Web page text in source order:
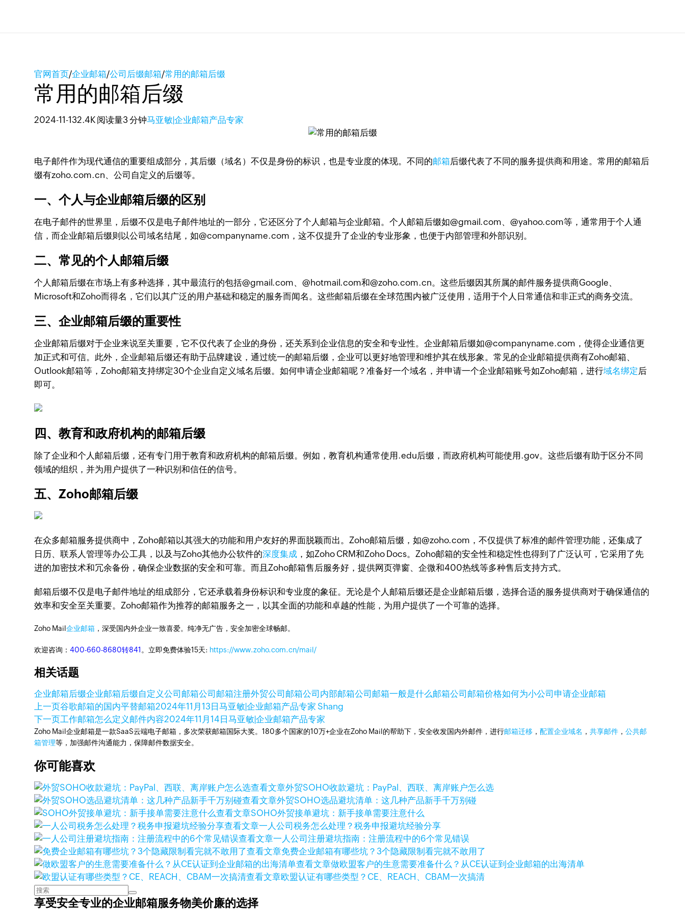
官网首页/企业邮箱/公司后缀邮箱/常用的邮箱后缀
常用的邮箱后缀
2024-11-132.4K 阅读量3 分钟马亚敏|企业邮箱产品专家
电子邮件作为现代通信的重要组成部分，其后缀（域名）不仅是身份的标识，也是专业度的体现。不同的邮箱后缀代表了不同的服务提供商和用途。常用的邮箱后
缀有zoho.com.cn、公司自定义的后缀等。
一、个人与企业邮箱后缀的区别
在电子邮件的世界里，后缀不仅是电子邮件地址的一部分，它还区分了个人邮箱与企业邮箱。个人邮箱后缀如@gmail.com、@yahoo.com等，通常用于个人通
信，而企业邮箱后缀则以公司域名结尾，如@companyname.com，这不仅提升了企业的专业形象，也便于内部管理和外部识别。
二、常见的个人邮箱后缀
个人邮箱后缀在市场上有多种选择，其中最流行的包括@gmail.com、@hotmail.com和@zoho.com.cn。这些后缀因其所属的邮件服务提供商Google、
Microsoft和Zoho而得名，它们以其广泛的用户基础和稳定的服务而闻名。这些邮箱后缀在全球范围内被广泛使用，适用于个人日常通信和非正式的商务交流。
三、企业邮箱后缀的重要性
企业邮箱后缀对于企业来说至关重要，它不仅代表了企业的身份，还关系到企业信息的安全和专业性。企业邮箱后缀如@companyname.com，使得企业通信更
加正式和可信。此外，企业邮箱后缀还有助于品牌建设，通过统一的邮箱后缀，企业可以更好地管理和维护其在线形象。常见的企业邮箱提供商有Zoho邮箱、
Outlook邮箱等，Zoho邮箱支持绑定30个企业自定义域名后缀。如何申请企业邮箱呢？准备好一个域名，并申请一个企业邮箱账号如Zoho邮箱，进行域名绑定 后
即可。
四、教育和政府机构的邮箱后缀
除了企业和个人邮箱后缀，还有专门用于教育和政府机构的邮箱后缀。例如，教育机构通常使用.edu后缀，而政府机构可能使用.gov。这些后缀有助于区分不同
领域的组织，并为用户提供了一种识别和信任的信号。
五、Zoho邮箱后缀
在众多邮箱服务提供商中，Zoho邮箱以其强大的功能和用户友好的界面脱颖而出。Zoho邮箱后缀，如@zoho.com，不仅提供了标准的邮件管理功能，还集成了
日历、联系人管理等办公工具，以及与Zoho其他办公软件的深度集成 ，如Zoho CRM和Zoho Docs。Zoho邮箱的安全性和稳定性也得到了广泛认可，它采用了先
进的加密技术和冗余备份，确保企业数据的安全和可靠。而且Zoho邮箱售后服务好，提供网页弹窗、企微和400热线等多种售后支持方式。
邮箱后缀不仅是电子邮件地址的组成部分，它还承载着身份标识和专业度的象征。无论是个人邮箱后缀还是企业邮箱后缀，选择合适的服务提供商对于确保通信的
效率和安全至关重要。Zoho邮箱作为推荐的邮箱服务之一，以其全面的功能和卓越的性能，为用户提供了一个可靠的选择。
Zoho Mail企业邮箱 ，深受国内外企业一致喜爱。纯净无广告，安全加密全球畅邮。
欢迎咨询：400-660-8680转841 。立即免费体验15天: https://www.zoho.com.cn/mail/
相关话题
企业邮箱后缀企业邮箱后缀自定义公司邮箱公司邮箱注册外贸公司邮箱公司内部邮箱公司邮箱一般是什么邮箱公司邮箱价格如何为小公司申请企业邮箱
上一页谷歌邮箱的国内平替邮箱2024年11月13日马亚敏|企业邮箱产品专家 Shang
下一页工作邮箱怎么定义邮件内容2024年11月14日马亚敏|企业邮箱产品专家
Zoho Mail企业邮箱是一款SaaS云端电子邮箱，多次荣获邮箱国际大奖。180多个国家的10万+企业在Zoho Mail的帮助下，安全收发国内外邮件，进行邮箱迁移 ，配置企业域名 ，共享邮件 ，公共邮
箱管理等，加强邮件沟通能力，保障邮件数据安全。
你可能喜欢
查看文章外贸SOHO收款避坑：PayPal、西联、离岸账户怎么选
查看文章外贸SOHO选品避坑清单：这几种产品新手千万别碰
查看文章SOHO外贸接单避坑：新手接单需要注意什么
查看文章一人公司税务怎么处理？税务申报避坑经验分享
查看文章一人公司注册避坑指南：注册流程中的6个常见错误
查看文章免费企业邮箱有哪些坑？3个隐藏限制看完就不敢用了
查看文章做欧盟客户的生意需要准备什么？从CE认证到企业邮箱的出海清单
查看文章欧盟认证有哪些类型？CE、REACH、CBAM一次搞清
享受安全专业的企业邮箱服务物美价廉的选择